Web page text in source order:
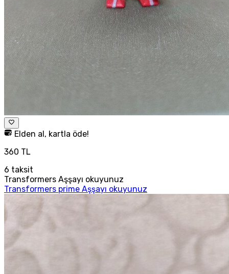
Elden al, kartla öde!
360 TL
6 taksit
Transformers Aşşayı okuyunuz
Transformers prime Aşşayı okuyunuz